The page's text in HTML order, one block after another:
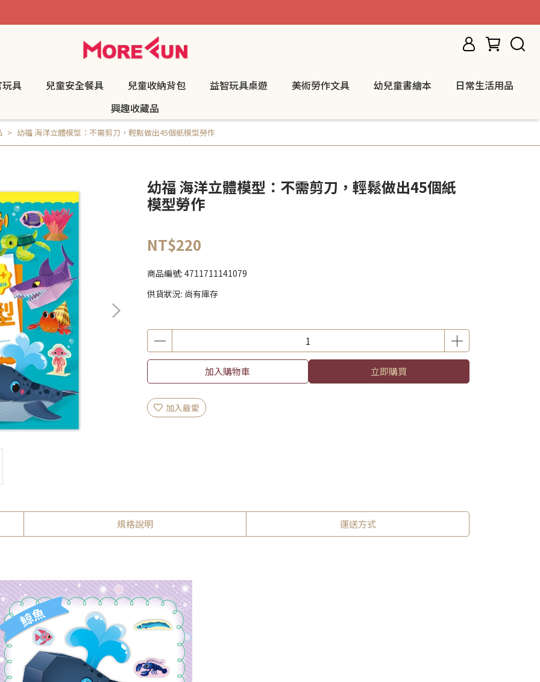
具 兒童安全餐具 兒童收納背包 益智玩具桌遊 美術勞作文具 幼兒童書繪本
日常生活用品
興趣收藏品
幼福 海洋立體模型：不需剪刀，輕鬆做出45個紙模型勞作
幼福 海洋立體模型：不需剪刀，輕鬆做出45個紙
模型勞作
NT$220
商品編號: 4711711141079
供貨狀況: 尚有庫存
加入購物車 立即購買
加入最愛
規格說明 運送方式